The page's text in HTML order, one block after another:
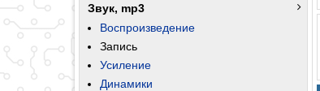
Звук, mp3
Воспроизведение
Запись
Усиление
Динамики